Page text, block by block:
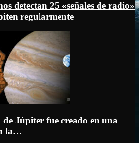
detectan 25 «señales de radio»
regularmente
de Júpiter fue creado en una
la…